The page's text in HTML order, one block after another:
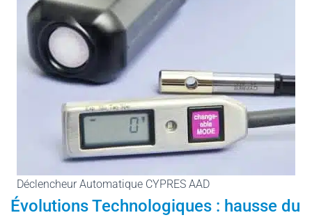
Déclencheur Automatique CYPRES AAD
Évolutions Technologiques : hausse du